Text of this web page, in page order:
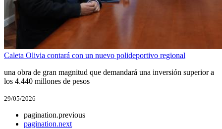
Caleta Olivia contará con un nuevo polideportivo regional
una obra de gran magnitud que demandará una inversión superior a
los 4.440 millones de pesos
29/05/2026
pagination.previous
pagination.next